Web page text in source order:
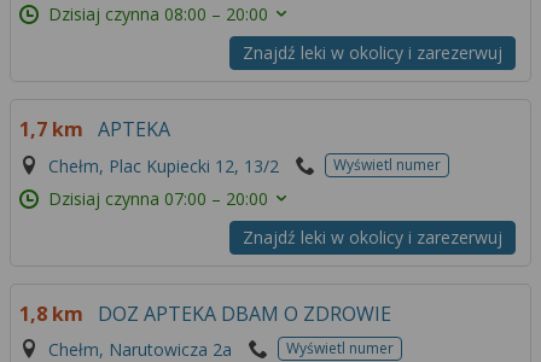
Dzisiaj czynna 08:00 – 20:00
Znajdź leki w okolicy i zarezerwuj
1,7 km APTEKA
Chełm, Plac Kupiecki 12, 13/2 Wyświetl numer
Dzisiaj czynna 07:00 – 20:00
Znajdź leki w okolicy i zarezerwuj
1,8 km DOZ APTEKA DBAM O ZDROWIE
Chełm, Narutowicza 2a Wyświetl numer